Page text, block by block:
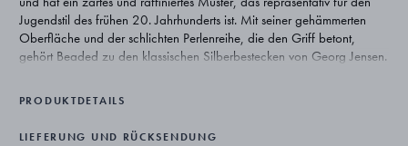
Jugendstil des frühen 20. Jahrhunderts ist. Mit seiner gehämmerten
Oberfläche und der schlichten Perlenreihe, die den Griff betont,
gehört Beaded zu den klassischen Silberbestecken von Georg Jensen.
PRODUKTDETAILS
LIEFERUNG UND RÜCKSENDUNG